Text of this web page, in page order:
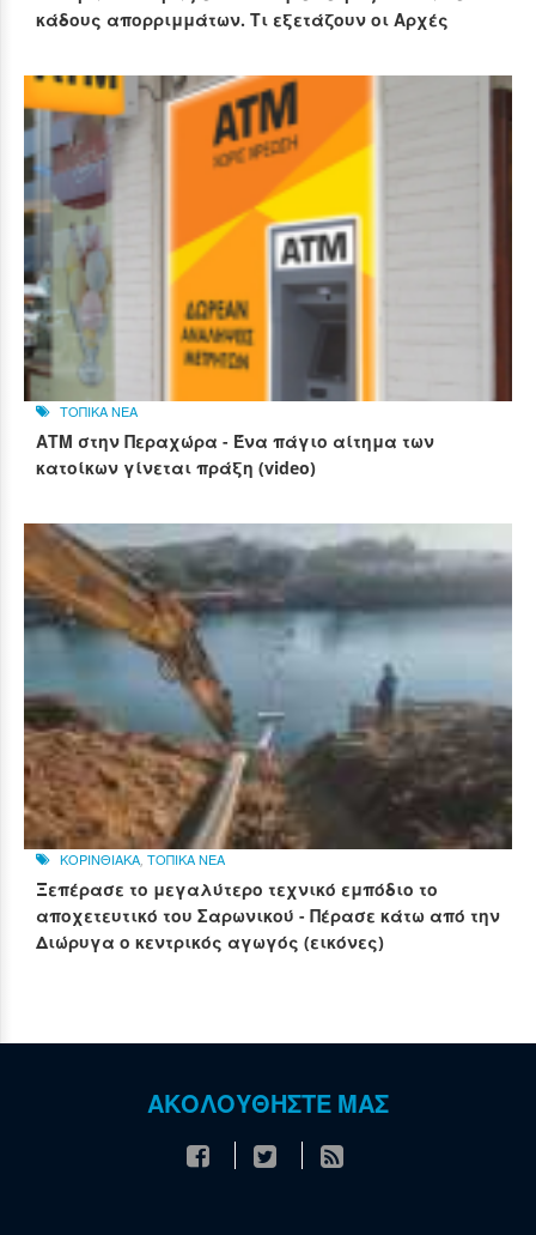
κάδους απορριμμάτων. Τι εξετάζουν οι Αρχές
ΤΟΠΙΚΑ ΝΕΑ
ΑΤΜ στην Περαχώρα - Ένα πάγιο αίτημα των
κατοίκων γίνεται πράξη (video)
ΚΟΡΙΝΘΙΑΚΑ ΤΟΠΙΚΑ ΝΕΑ
Ξεπέρασε το μεγαλύτερο τεχνικό εμπόδιο το
αποχετευτικό του Σαρωνικού - Πέρασε κάτω από την
Διώρυγα ο κεντρικός αγωγός (εικόνες)
ΑΚΟΛΟΥΘΗΣΤΕ ΜΑΣ